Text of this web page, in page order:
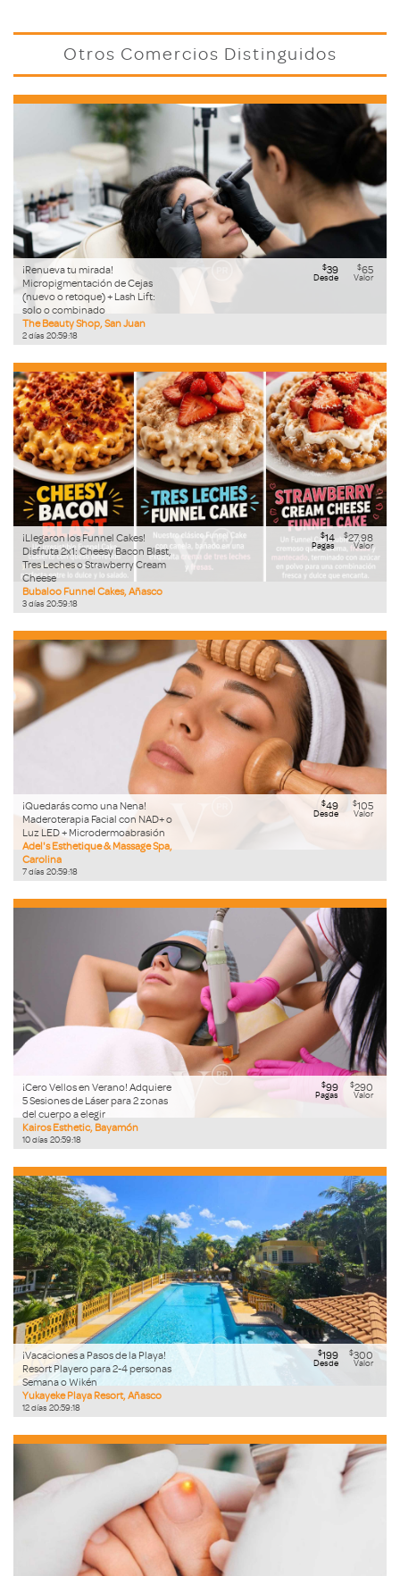
Otros Comercios Distinguidos
¡Renueva tu mirada!
Micropigmentación de Cejas
(nuevo o retoque) + Lash Lift:
solo o combinado
The Beauty Shop, San Juan
2días 20:59:17
$39
Desde
$65
Valor
¡Llegaron los Funnel Cakes!
Disfruta 2x1: Cheesy Bacon Blast,
Tres Leches o Strawberry Cream
Cheese
Bubaloo Funnel Cakes, Añasco
3días 20:59:17
$14
Pagas
$27.98
Valor
¡Quedarás como una Nena!
Maderoterapia Facial con NAD+ o
Luz LED + Microdermoabrasión
Adel's Esthetique & Massage Spa,
Carolina
7días 20:59:17
$49
Desde
$105
Valor
¡Cero Vellos en Verano! Adquiere
5 Sesiones de Láser para 2 zonas
del cuerpo a elegir
Kairos Esthetic, Bayamón
10días 20:59:17
$99
Pagas
$290
Valor
¡Vacaciones a Pasos de la Playa!
Resort Playero para 2-4 personas
Semana o Wikén
Yukayeke Playa Resort, Añasco
12días 20:59:17
$199
Desde
$300
Valor